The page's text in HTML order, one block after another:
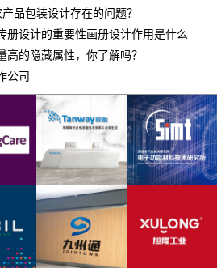
品包装设计存在的问题？
册设计的重要性画册设计作用是什么
的隐藏属性，你了解吗？
公司